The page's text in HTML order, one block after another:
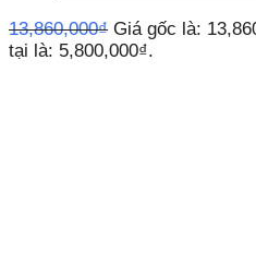
13,860,000₫ Giá gốc là:
tại là: 5,800,000₫.